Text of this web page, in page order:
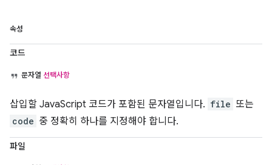
속성
코드
문자열 선택사항
삽입할 JavaScript 코드가 포함된 문자열입니다. file 또는
code 중 정확히 하나를 지정해야 합니다.
파일